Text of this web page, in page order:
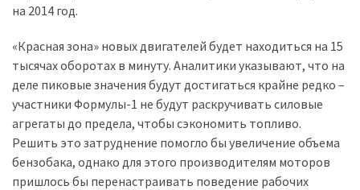
USED
CATEGORIES
Новинки
авто
(6 037)
Історії
на 2014 год.
«Красная зона» новых двигателей будет находиться на 15
тысячах оборотах в минуту. Аналитики указывают, что на
деле пиковые значения будут достигаться крайне редко –
участники Формулы-1 не будут раскручивать силовые
агрегаты до предела, чтобы сэкономить топливо.
Решить это затруднение помогло бы увеличение объема
бензобака, однако для этого производителям моторов
пришлось бы перенастраивать поведение рабочих